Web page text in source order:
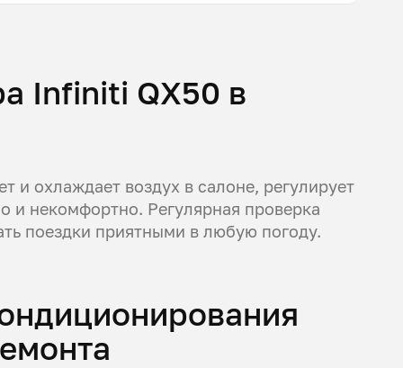
Infiniti QX50 в
и охлаждает воздух в салоне, регулирует
и некомфортно. Регулярная проверка
поездки приятными в любую погоду.